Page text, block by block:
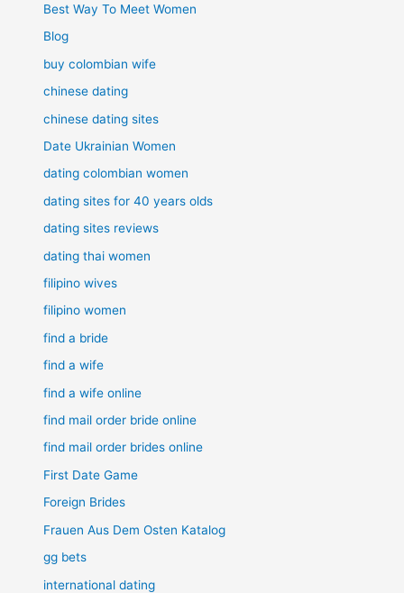
Best Way To Meet Women
Blog
buy colombian wife
chinese dating
chinese dating sites
Date Ukrainian Women
dating colombian women
dating sites for 40 years olds
dating sites reviews
dating thai women
filipino wives
filipino women
find a bride
find a wife
find a wife online
find mail order bride online
find mail order brides online
First Date Game
Foreign Brides
Frauen Aus Dem Osten Katalog
gg bets
international dating